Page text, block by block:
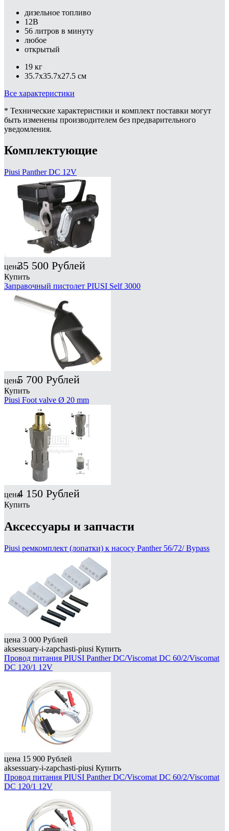
дизельное топливо
12В
56 литров в минуту
любое
открытый
19 кг
35.7x35.7x27.5 см
Все характеристики
* Технические характеристики и комплект поставки могут
быть изменены производителем без предварительного
уведомления.
Комплектующие
Piusi Panther DC 12V
цена35 500 Рублей
Купить
Заправочный пистолет PIUSI Self 3000
цена5 700 Рублей
Купить
Piusi Foot valve Ø 20 mm
цена4 150 Рублей
Купить
Аксессуары и запчасти
Piusi ремкомплект (лопатки) к насосу Panther 56/72/ Bypass
цена 3 000 Рублей
aksessuary-i-zapchasti-piusi Купить
Провод питания PIUSI Panther DC/Viscomat DC 60/2/Viscomat
DC 120/1 12V
цена 15 900 Рублей
aksessuary-i-zapchasti-piusi Купить
Провод питания PIUSI Panther DC/Viscomat DC 60/2/Viscomat
DC 120/1 12V